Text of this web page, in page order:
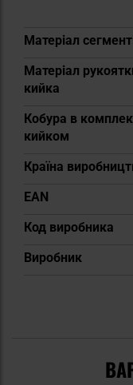
Матеріал
Матеріал
кийка
Кобура в
кийком
Країна
EAN
Код виробника
Виробник